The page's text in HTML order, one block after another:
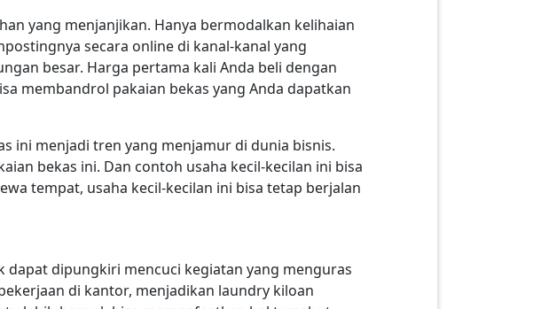
yang menjanjikan. Hanya bermodalkan kelihaian
secara online di kanal-kanal yang
besar. Harga pertama kali Anda beli dengan
membandrol pakaian bekas yang Anda dapatkan
ini menjadi tren yang menjamur di dunia bisnis.
bekas ini. Dan contoh usaha kecil-kecilan ini bisa
tempat, usaha kecil-kecilan ini bisa tetap berjalan
dapat dipungkiri mencuci kegiatan yang menguras
di kantor, menjadikan laundry kiloan